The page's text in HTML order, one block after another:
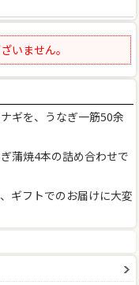
いません。
ギを、うなぎ一筋50余
蒲焼4本の詰め合わせで
ギフトでのお届けに大変